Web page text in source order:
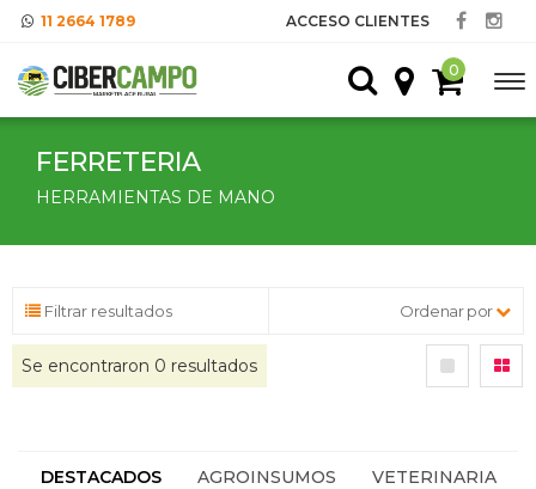
11 2664 1789 ACCESO CLIENTES
0
FERRETERIA
HERRAMIENTAS DE MANO
Filtrar resultados Ordenar por
Se encontraron 0 resultados
DESTACADOS AGROINSUMOS VETERINARIA